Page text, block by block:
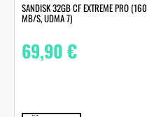
SANDISK 32GB CF EXTREME PRO (160
MB/S, UDMA 7)
69,90€